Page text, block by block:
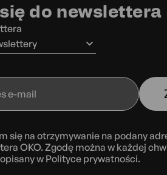
do newslettera
się na otrzymywanie na podany
OKO. Zgodę można w każdej
w Polityce prywatności.